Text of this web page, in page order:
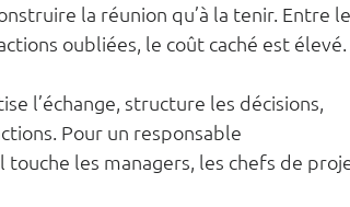
la réunion qu’à la tenir. Entre
oubliées, le coût caché est élevé.
l’échange, structure les décisions,
Pour un responsable
touche les managers, les chefs de